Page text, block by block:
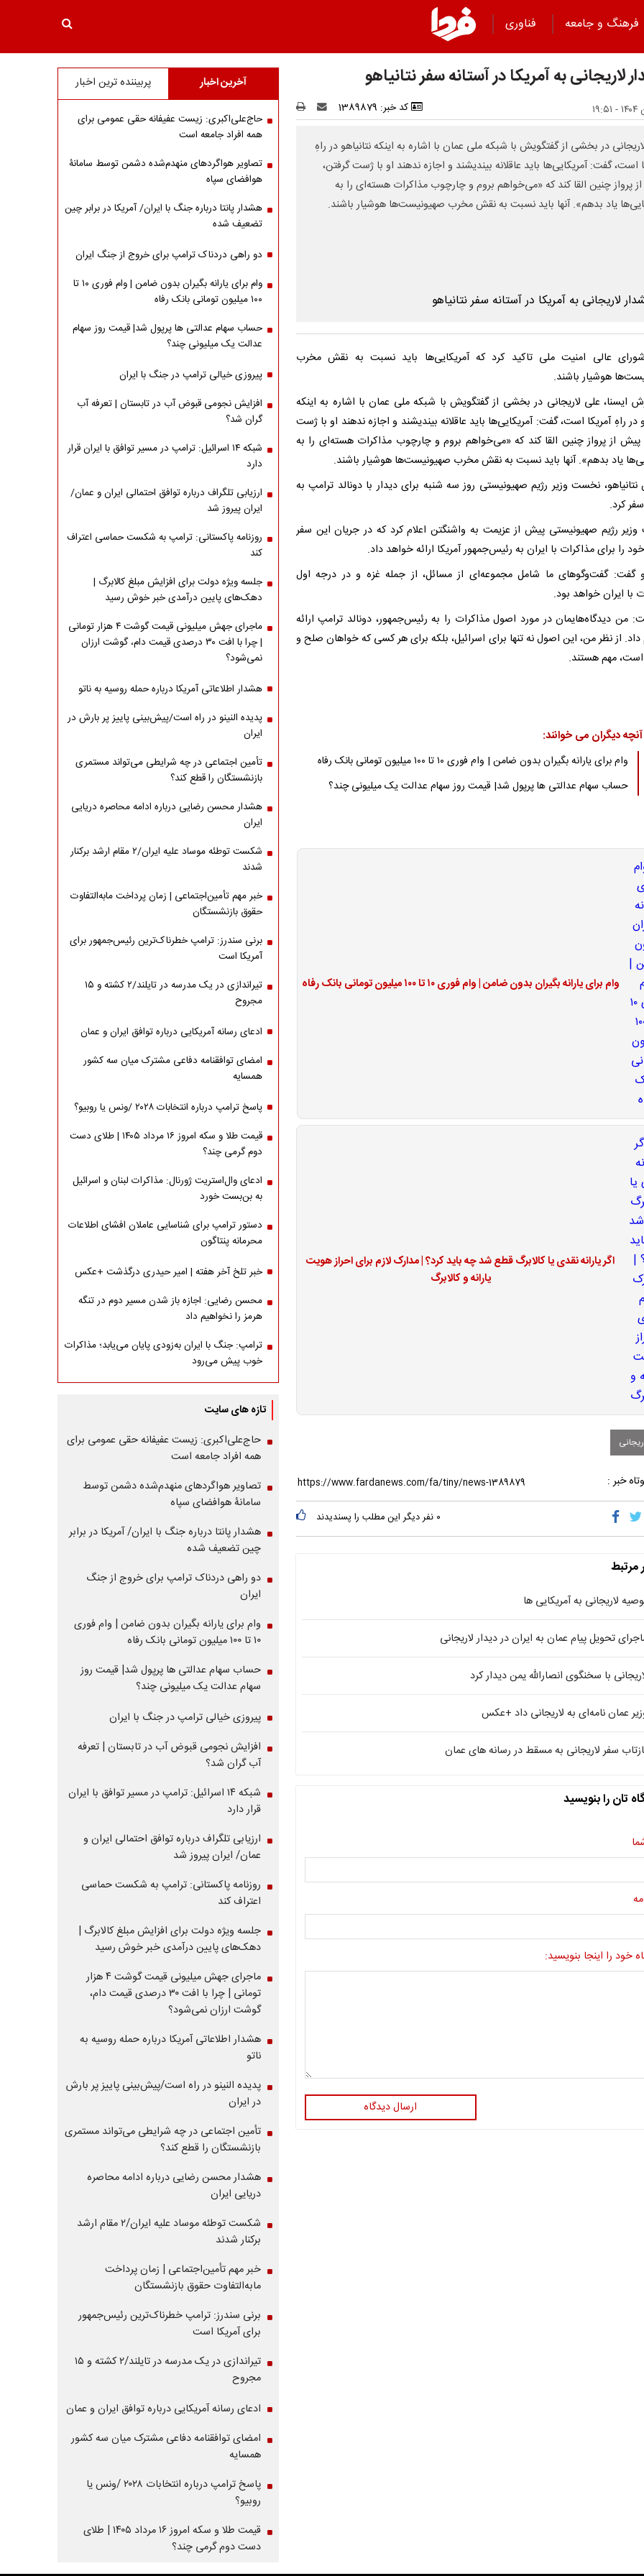
فرهنگ و جامعه
فناوری
لاریجانی به آمریکا در آستانه سفر نتانیاهو
کد خبر: 1389879
در بخشی از گفتگویش با شبکه ملی عمان با اشاره به اینکه نتانیاهو در راهِ
است، گفت: آمریکایی‌ها باید عاقلانه بیندیشند و اجازه ندهند او با ژست‌ گرفتن،
پرواز چنین القا کند که «می‌خواهم بروم و چارچوب مذاکرات هسته‌ای را به
یاد بدهم». آنها باید نسبت به نقش مخرب صهیونیست‌ها هوشیار باشند.
عالی امنیت ملی تاکید کرد که آمریکایی‌ها باید نسبت به نقش مخرب
هوشیار باشند.
ایسنا، علی لاریجانی در بخشی از گفتگویش با شبکه ملی عمان با اشاره به اینکه
در راهِ آمریکا است، گفت: آمریکایی‌ها باید عاقلانه بیندیشند و اجازه ندهند او با ژست‌
پیش از پرواز چنین القا کند که «می‌خواهم بروم و چارچوب مذاکرات هسته‌ای را به
یاد بدهم». آنها باید نسبت به نقش مخرب صهیونیست‌ها هوشیار باشند.
نتانیاهو، نخست وزیر رژیم صهیونیستی روز سه شنبه برای دیدار با دونالد ترامپ به
کرد.
رژیم صهیونیستی پیش از عزیمت به واشنگتن اعلام کرد که در جریان این سفر
را برای مذاکرات با ایران به رئیس‌جمهور آمریکا ارائه خواهد داد.
گفت: گفت‌وگوهای ما شامل مجموعه‌ای از مسائل، از جمله غزه و در درجه اول
با ایران خواهد بود.
من دیدگاه‌هایمان در مورد اصول مذاکرات را به رئیس‌جمهور، دونالد ترامپ ارائه
از نظر من، این اصول نه تنها برای اسرائیل، بلکه برای هر کسی که خواهان صلح و
مهم هستند.
آنچه دیگران می خوانند:
وام برای یارانه بگیران بدون ضامن | وام فوری ۱۰ تا ۱۰۰ میلیون تومانی بانک رفاه
حساب سهام عدالتی ها پرپول شد| قیمت روز سهام عدالت یک میلیونی چند؟
وام برای یارانه بگیران بدون ضامن | وام فوری ۱۰ تا ۱۰۰ میلیون تومانی بانک رفاه
اگر یارانه نقدی یا کالابرگ قطع شد چه باید کرد؟ | مدارک لازم برای احراز هویت
یارانه و کالابرگ
خبر :
۰ نفر دیگر این مطلب را پسندیدند
مرتبط
لاریجانی به آمریکایی ها
تحویل پیام عمان به ایران در دیدار لاریجانی
با سخنگوی انصارالله یمن دیدار کرد
عمان نامه‌ای به لاریجانی داد +عکس
سفر لاریجانی به مسقط در رسانه های عمان
تان را بنویسید
خود را اینجا بنویسید:
ارسال دیدگاه
آخرین اخبار پربیننده ترین اخبار
حاج‌علی‌اکبری: زیست عفیفانه حقی عمومی برای
همه افراد جامعه است
تصاویر هواگردهای منهدم‌شده دشمن توسط سامانۀ
هوافضای سپاه
هشدار پانتا درباره جنگ با ایران/ آمریکا در برابر چین
تضعیف شده
دو راهی دردناک ترامپ برای خروج از جنگ ایران
وام برای یارانه بگیران بدون ضامن | وام فوری ۱۰ تا
۱۰۰ میلیون تومانی بانک رفاه
حساب سهام عدالتی ها پرپول شد| قیمت روز سهام
عدالت یک میلیونی چند؟
پیروزی خیالی ترامپ در جنگ با ایران
افزایش نجومی قبوض آب در تابستان | تعرفه آب
گران شد؟
شبکه ۱۴ اسرائیل: ترامپ در مسیر توافق با ایران قرار
دارد
ارزیابی تلگراف درباره توافق احتمالی ایران و عمان/
ایران پیروز شد
روزنامه پاکستانی: ترامپ به شکست حماسی اعتراف
کند
جلسه ویژه دولت برای افزایش مبلغ کالابرگ |
دهک‌های پایین درآمدی خبر خوش رسید
ماجرای جهش میلیونی قیمت گوشت ۴ هزار تومانی
| چرا با افت ۳۰ درصدی قیمت دام، گوشت ارزان
نمی‌شود؟
هشدار اطلاعاتی آمریکا درباره حمله روسیه به ناتو
پدیده النینو در راه است/پیش‌بینی پاییز پر بارش در
ایران
تأمین اجتماعی در چه شرایطی می‌تواند مستمری
بازنشستگان را قطع کند؟
هشدار محسن رضایی درباره ادامه محاصره دریایی
ایران
شکست توطئه موساد علیه ایران/۲ مقام‌ ارشد برکنار
شدند
خبر مهم تأمین‌اجتماعی | زمان پرداخت مابه‌التفاوت
حقوق بازنشستگان
برنی سندرز: ترامپ خطرناک‌ترین رئیس‌جمهور برای
آمریکا است
تیراندازی در یک مدرسه در تایلند/۲ کشته و ۱۵
مجروح
ادعای رسانه آمریکایی درباره توافق ایران و عمان
امضای توافقنامه دفاعی مشترک میان سه کشور
همسایه
پاسخ ترامپ درباره انتخابات ۲۰۲۸ /ونس یا روبیو؟
قیمت طلا و سکه امروز ۱۶ مرداد ۱۴۰۵ | طلای دست
دوم گرمی چند؟
ادعای وال‌استریت ژورنال: مذاکرات لبنان و اسرائیل
به بن‌بست خورد
دستور ترامپ برای شناسایی عاملان افشای اطلاعات
محرمانه پنتاگون
خبر تلخ آخر هفته | امیر حیدری درگذشت +عکس
محسن رضایی: اجازه باز شدن مسیر دوم در تنگه
هرمز را نخواهیم داد
ترامپ: جنگ با ایران به‌زودی پایان می‌یابد؛ مذاکرات
خوب پیش می‌رود
تازه های سایت
حاج‌علی‌اکبری: زیست عفیفانه حقی عمومی برای
همه افراد جامعه است
تصاویر هواگردهای منهدم‌شده دشمن توسط
سامانۀ هوافضای سپاه
هشدار پانتا درباره جنگ با ایران/ آمریکا در برابر
چین تضعیف شده
دو راهی دردناک ترامپ برای خروج از جنگ
ایران
وام برای یارانه بگیران بدون ضامن | وام فوری
۱۰ تا ۱۰۰ میلیون تومانی بانک رفاه
حساب سهام عدالتی ها پرپول شد| قیمت روز
سهام عدالت یک میلیونی چند؟
پیروزی خیالی ترامپ در جنگ با ایران
افزایش نجومی قبوض آب در تابستان | تعرفه
آب گران شد؟
شبکه ۱۴ اسرائیل: ترامپ در مسیر توافق با ایران
قرار دارد
ارزیابی تلگراف درباره توافق احتمالی ایران و
عمان/ ایران پیروز شد
روزنامه پاکستانی: ترامپ به شکست حماسی
اعتراف کند
جلسه ویژه دولت برای افزایش مبلغ کالابرگ |
دهک‌های پایین درآمدی خبر خوش رسید
ماجرای جهش میلیونی قیمت گوشت ۴ هزار
تومانی | چرا با افت ۳۰ درصدی قیمت دام،
گوشت ارزان نمی‌شود؟
هشدار اطلاعاتی آمریکا درباره حمله روسیه به
ناتو
پدیده النینو در راه است/پیش‌بینی پاییز پر بارش
در ایران
تأمین اجتماعی در چه شرایطی می‌تواند مستمری
بازنشستگان را قطع کند؟
هشدار محسن رضایی درباره ادامه محاصره
دریایی ایران
شکست توطئه موساد علیه ایران/۲ مقام‌ ارشد
برکنار شدند
خبر مهم تأمین‌اجتماعی | زمان پرداخت
مابه‌التفاوت حقوق بازنشستگان
برنی سندرز: ترامپ خطرناک‌ترین رئیس‌جمهور
برای آمریکا است
تیراندازی در یک مدرسه در تایلند/۲ کشته و ۱۵
مجروح
ادعای رسانه آمریکایی درباره توافق ایران و عمان
امضای توافقنامه دفاعی مشترک میان سه کشور
همسایه
پاسخ ترامپ درباره انتخابات ۲۰۲۸ /ونس یا
روبیو؟
قیمت طلا و سکه امروز ۱۶ مرداد ۱۴۰۵ | طلای
دست دوم گرمی چند؟